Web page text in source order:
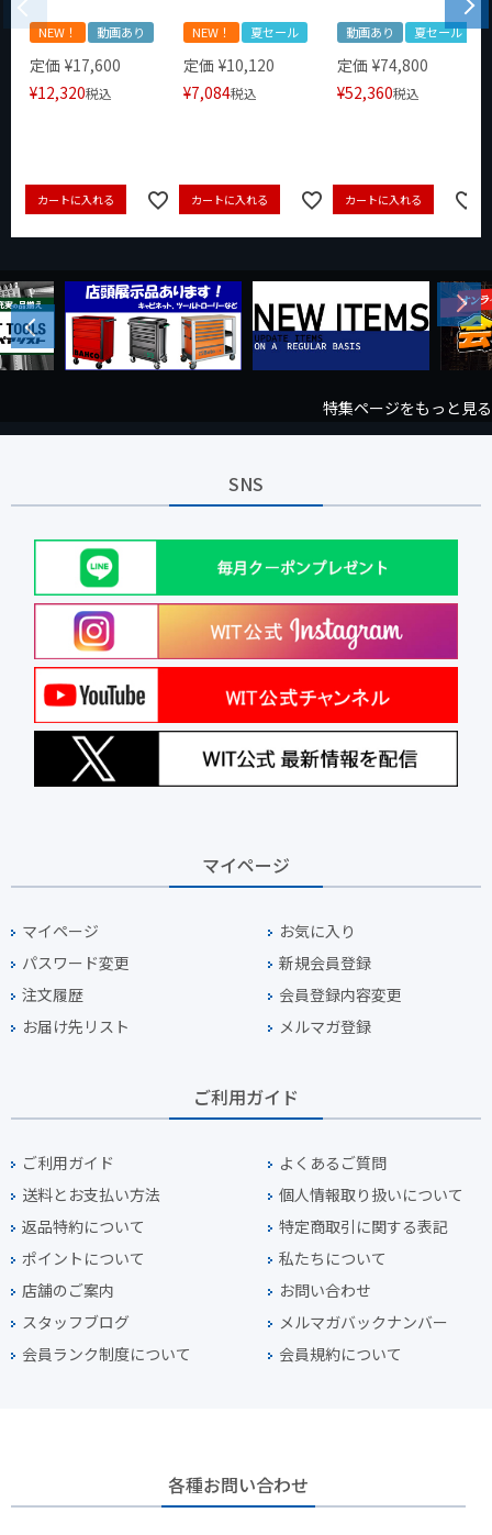
NEW！ 動画あり
定価 ¥17,600
¥12,320税込
カートに入れる
NEW！ 夏セール
定価 ¥10,120
¥7,084税込
カートに入れる
動画あり 夏セール
定価 ¥74,800
¥52,360税込
カートに入れる
Previous
Next
特集ページをもっと見る
SNS
マイページ
マイページ
お気に入り
パスワード変更
新規会員登録
注文履歴
会員登録内容変更
お届け先リスト
メルマガ登録
ご利用ガイド
ご利用ガイド
よくあるご質問
送料とお支払い方法
個人情報取り扱いについて
返品特約について
特定商取引に関する表記
ポイントについて
私たちについて
店舗のご案内
お問い合わせ
スタッフブログ
メルマガバックナンバー
会員ランク制度について
会員規約について
各種お問い合わせ